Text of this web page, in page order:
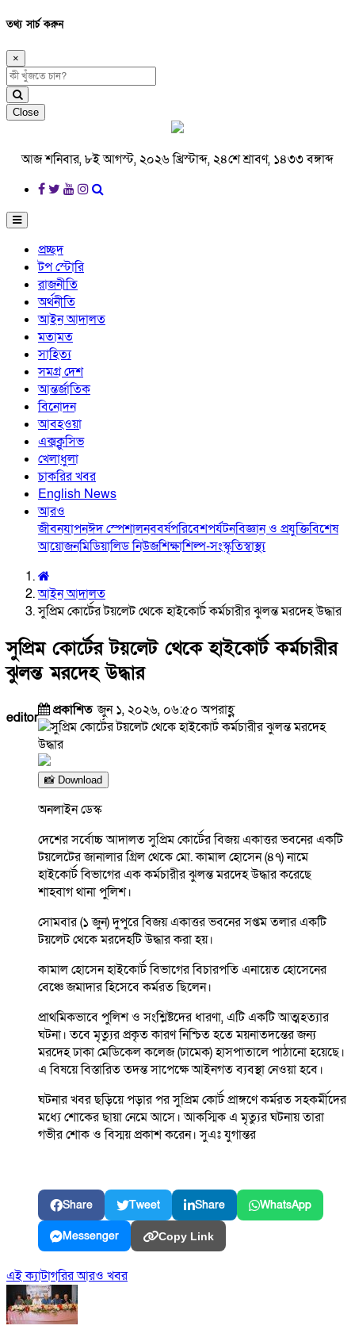
তথ্য সার্চ করুন
×
Close
আজ শনিবার, ৮ই আগস্ট, ২০২৬ খ্রিস্টাব্দ, ২৪শে শ্রাবণ, ১৪৩৩ বঙ্গাব্দ
প্রচ্ছদ
টপ স্টোরি
রাজনীতি
অর্থনীতি
আইন আদালত
মতামত
সাহিত্য
সমগ্র দেশ
আন্তর্জাতিক
বিনোদন
আবহওয়া
এক্সক্লুসিভ
খেলাধুলা
চাকরির খবর
English News
আরও
জীবনযাপনঈদ স্পেশালনববর্ষপরিবেশপর্যটনবিজ্ঞান ও প্রযুক্তিবিশেষ
আয়োজনমিডিয়ালিড নিউজশিক্ষাশিল্প-সংস্কৃতিস্বাস্থ্য
আইন আদালত
সুপ্রিম কোর্টের টয়লেট থেকে হাইকোর্ট কর্মচারীর ঝুলন্ত মরদেহ উদ্ধার
সুপ্রিম কোর্টের টয়লেট থেকে হাইকোর্ট কর্মচারীর
ঝুলন্ত মরদেহ উদ্ধার
editor প্রকাশিতজুন ১, ২০২৬, ০৬:৫০ অপরাহ্ণ
📸 Download
অনলাইন ডেস্ক
দেশের সর্বোচ্চ আদালত সুপ্রিম কোর্টের বিজয় একাত্তর ভবনের একটি
টয়লেটের জানালার গ্রিল থেকে মো. কামাল হোসেন (৪৭) নামে
হাইকোর্ট বিভাগের এক কর্মচারীর ঝুলন্ত মরদেহ উদ্ধার করেছে
শাহবাগ থানা পুলিশ।
সোমবার (১ জুন) দুপুরে বিজয় একাত্তর ভবনের সপ্তম তলার একটি
টয়লেট থেকে মরদেহটি উদ্ধার করা হয়।
কামাল হোসেন হাইকোর্ট বিভাগের বিচারপতি এনায়েত হোসেনের
বেঞ্চে জমাদার হিসেবে কর্মরত ছিলেন।
প্রাথমিকভাবে পুলিশ ও সংশ্লিষ্টদের ধারণা, এটি একটি আত্মহত্যার
ঘটনা। তবে মৃত্যুর প্রকৃত কারণ নিশ্চিত হতে ময়নাতদন্তের জন্য
মরদেহ ঢাকা মেডিকেল কলেজ (ঢামেক) হাসপাতালে পাঠানো হয়েছে।
এ বিষয়ে বিস্তারিত তদন্ত সাপেক্ষে আইনগত ব্যবস্থা নেওয়া হবে।
ঘটনার খবর ছড়িয়ে পড়ার পর সুপ্রিম কোর্ট প্রাঙ্গণে কর্মরত সহকর্মীদের
মধ্যে শোকের ছায়া নেমে আসে। আকস্মিক এ মৃত্যুর ঘটনায় তারা
গভীর শোক ও বিস্ময় প্রকাশ করেন। সুএঃ যুগান্তর
Share Tweet Share WhatsApp
Messenger Copy Link
এই ক্যাটাগরির আরও খবর